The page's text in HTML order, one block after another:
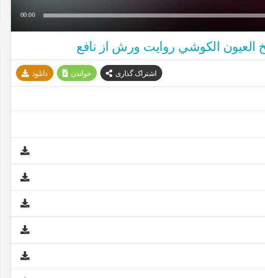
00:00
دانلود خواندن اشتراک گذاری